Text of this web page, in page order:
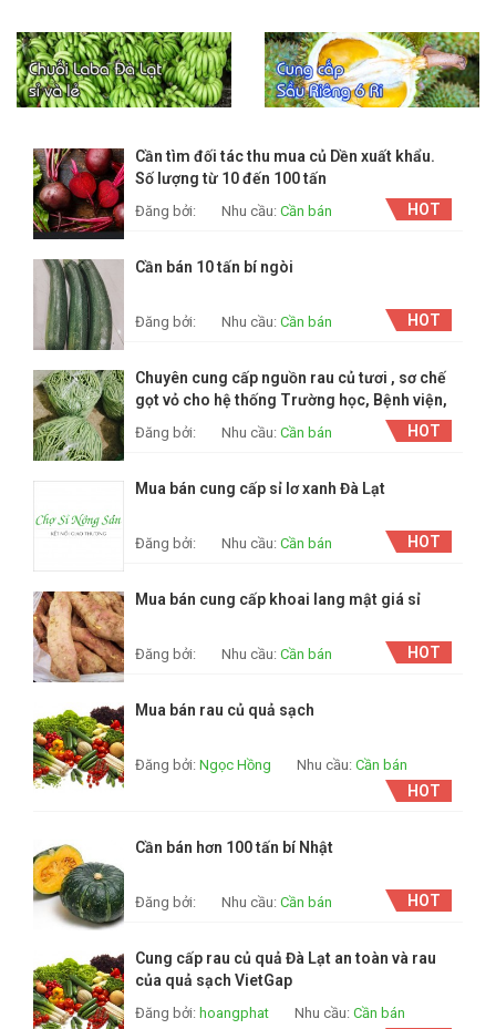
Cần tìm đối tác thu mua củ Dền xuất khẩu.
Số lượng từ 10 đến 100 tấn
Đăng bởi: Nhu cầu: Cần bán HOT
Cần bán 10 tấn bí ngòi
Đăng bởi: Nhu cầu: Cần bán HOT
Chuyên cung cấp nguồn rau củ tươi , sơ chế
gọt vỏ cho hệ thống Trường học, Bệnh viện,
Mầm non, Nhà hàng, Quán ăn ..
Đăng bởi: Nhu cầu: Cần bán HOT
Mua bán cung cấp sỉ lơ xanh Đà Lạt
Đăng bởi: Nhu cầu: Cần bán HOT
Mua bán cung cấp khoai lang mật giá sỉ
Đăng bởi: Nhu cầu: Cần bán HOT
Mua bán rau củ quả sạch
Đăng bởi: Ngọc Hồng Nhu cầu: Cần bán
HOT
Cần bán hơn 100 tấn bí Nhật
Đăng bởi: Nhu cầu: Cần bán HOT
Cung cấp rau củ quả Đà Lạt an toàn và rau
của quả sạch VietGap
Đăng bởi: hoangphat Nhu cầu: Cần bán